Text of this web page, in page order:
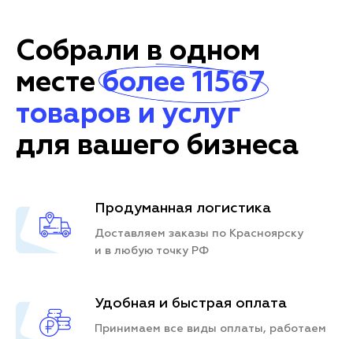
Собрали в одном
местеболее 11567
товаров и услуг
для вашего бизнеса
Продуманная логистика
Доставляем заказы по Красноярску
и в любую точку РФ
Удобная и быстрая оплата
Принимаем все виды оплаты, работаем